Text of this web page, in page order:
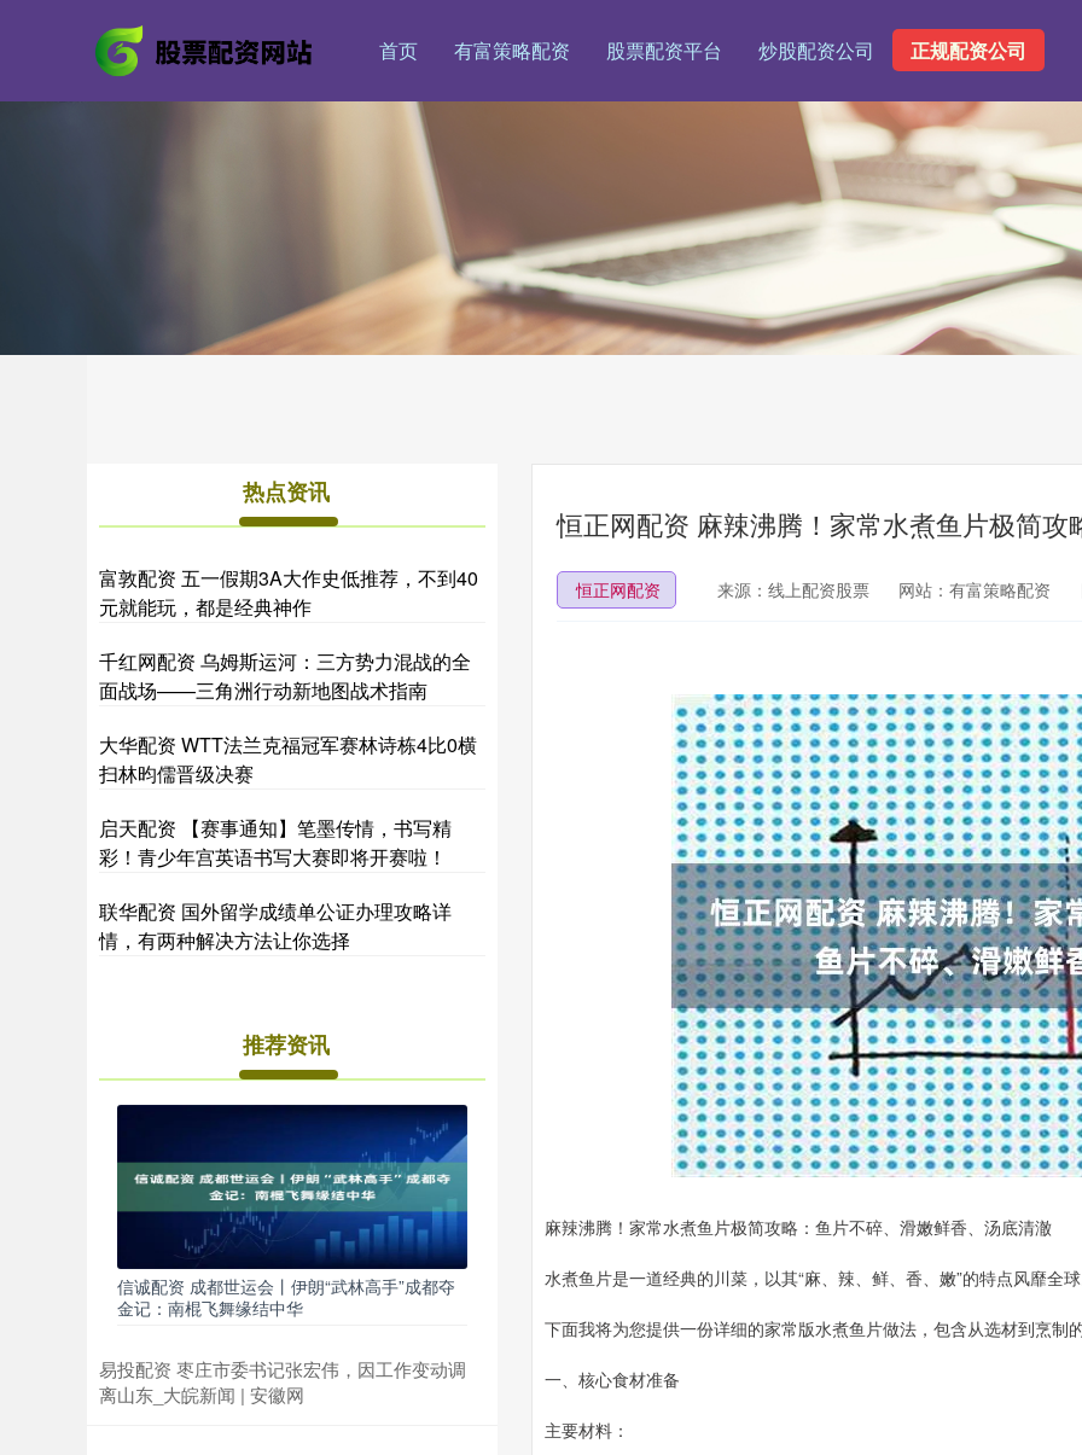
首页 有富策略配资 股票配资平台 炒股配资公司 正规配资公司
恒正网配资 麻辣沸腾！家常水煮鱼片极简
恒正网配资 来源：线上配资股票 网站：有富策略配资
麻辣沸腾！家常水煮鱼片极简攻略：鱼片不碎、滑嫩鲜香、汤底清澈
水煮鱼片是一道经典的川菜，以其“麻、辣、鲜、香、嫩”的特点风靡全
下面我将为您提供一份详细的家常版水煮鱼片做法，包含从选材到烹制
一、核心食材准备
主要材料：
热点资讯
富敦配资 五一假期3A大作史低推荐，不到40
元就能玩，都是经典神作
千红网配资 乌姆斯运河：三方势力混战的全
面战场——三角洲行动新地图战术指南
大华配资 WTT法兰克福冠军赛林诗栋4比0横
扫林昀儒晋级决赛
启天配资 【赛事通知】笔墨传情，书写精
彩！青少年宫英语书写大赛即将开赛啦！
联华配资 国外留学成绩单公证办理攻略详
情，有两种解决方法让你选择
推荐资讯
信诚配资 成都世运会丨伊朗“武林高手”成都夺
金记：南棍飞舞缘结中华
易投配资 枣庄市委书记张宏伟，因工作变动调
离山东_大皖新闻 | 安徽网